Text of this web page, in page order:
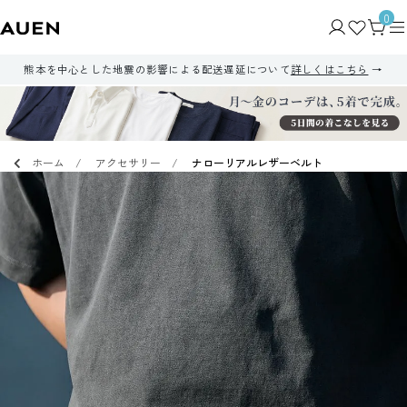
0
熊本を中心とした地震の影響による配送遅延について詳しくはこちら
ホーム アクセサリー ナローリアルレザーベルト